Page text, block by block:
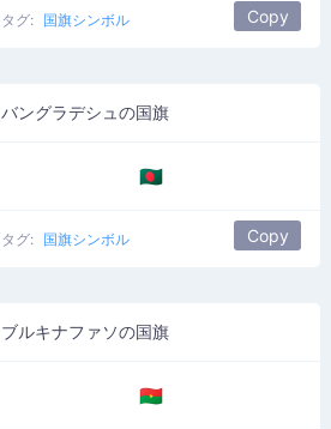
タグ: 国旗シンボル Copy
バングラデシュの国旗
🇧🇩
タグ: 国旗シンボル Copy
ブルキナファソの国旗
🇧🇫